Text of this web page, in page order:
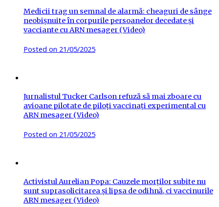
Medicii trag un semnal de alarmă: cheaguri de sânge
neobișnuite în corpurile persoanelor decedate și
vacciante cu ARN mesager (Video)
Posted on 21/05/2025
Jurnalistul Tucker Carlson refuză să mai zboare cu
avioane pilotate de piloți vaccinați experimental cu
ARN mesager (Video)
Posted on 21/05/2025
Activistul Aurelian Popa: Cauzele morților subite nu
sunt suprasolicitarea și lipsa de odihnă, ci vaccinurile
ARN mesager (Video)